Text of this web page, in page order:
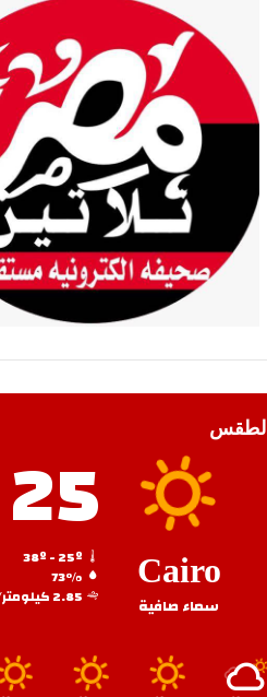
الطقس
Cairo
سماء صافية
25
73%
2.85 كيلومتر/ساعة